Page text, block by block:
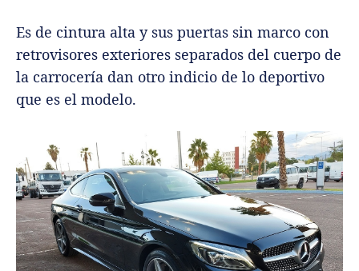
Es de cintura alta y sus puertas sin marco con
retrovisores exteriores separados del cuerpo de
la carrocería dan otro indicio de lo deportivo
que es el modelo.